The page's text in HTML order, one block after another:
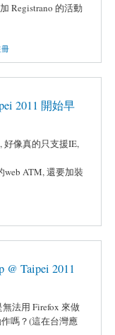
Registrano 的活動
2011 開始早
好像真的只支援IE,
ATM, 還要加裝
@ Taipei 2011
法用 Firefox 來做
嗎？(這在台灣應